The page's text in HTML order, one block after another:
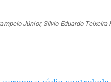
Júnior, Silvio Eduardo